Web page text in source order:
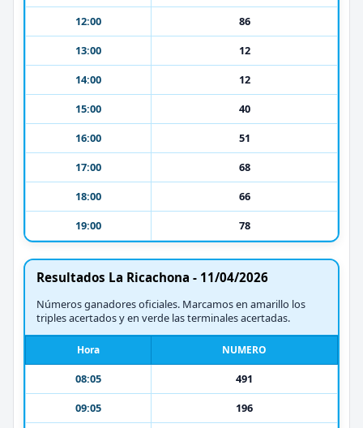
12:00
86
13:00
12
14:00
12
15:00
40
16:00
51
17:00
68
18:00
66
19:00
78
Resultados La Ricachona - 11/04/2026
Números ganadores oficiales. Marcamos en amarillo los
triples acertados y en verde las terminales acertadas.
Hora NUMERO
08:05
491
09:05
196